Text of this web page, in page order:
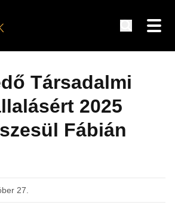
Társadalmi
2025
Fábián
27.